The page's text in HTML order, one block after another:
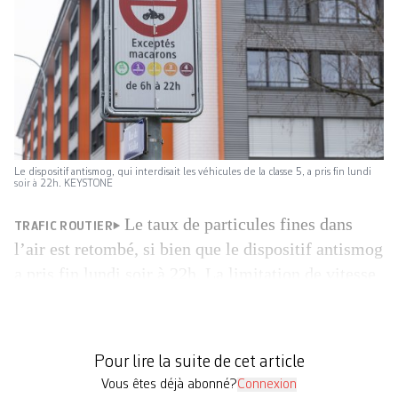
Le dispositif antismog, qui interdisait les véhicules de la classe 5, a pris fin lundi
soir à 22h. KEYSTONE
TRAFIC ROUTIER
Le taux de particules fines dans
l’air est retombé, si bien que le dispositif antismog
mesure, entrée en vigueur le 15 janvier, […]
Pour lire la suite de cet article
Vous êtes déjà abonné?Connexion